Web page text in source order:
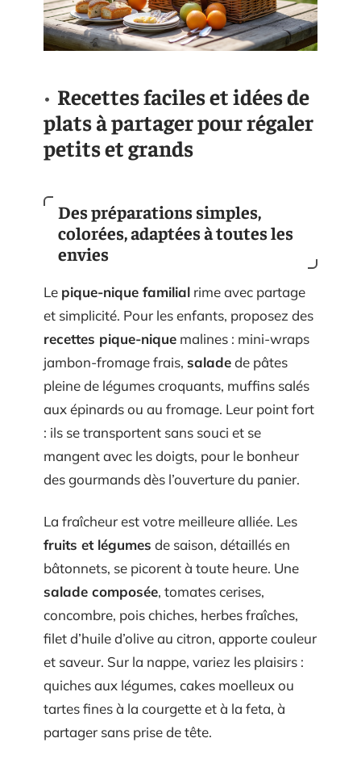
Recettes faciles et idées de
plats à partager pour régaler
petits et grands
Des préparations simples,
colorées, adaptées à toutes les
envies
Le pique-nique familial rime avec partage
et simplicité. Pour les enfants, proposez des
recettes pique-nique malines : mini-wraps
jambon-fromage frais, saladede pâtes
pleine de légumes croquants, muffins salés
aux épinards ou au fromage. Leur point fort
: ils se transportent sans souci et se
mangent avec les doigts, pour le bonheur
des gourmands dès l’ouverture du panier.
La fraîcheur est votre meilleure alliée. Les
fruits et légumes de saison, détaillés en
bâtonnets, se picorent à toute heure. Une
salade composée, tomates cerises,
concombre, pois chiches, herbes fraîches,
filet d’huile d’olive au citron, apporte couleur
et saveur. Sur la nappe, variez les plaisirs :
quiches aux légumes, cakes moelleux ou
tartes fines à la courgette et à la feta, à
partager sans prise de tête.